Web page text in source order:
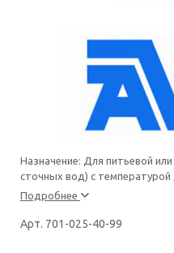
Назначение: Для питьевой
сточных вод) с
Подробнее
Арт. 701-025-40-99